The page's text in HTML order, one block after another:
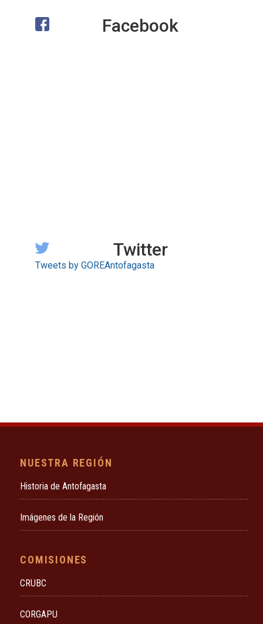
Facebook
Twitter
Tweets by GOREAntofagasta
NUESTRA REGIÓN
Historia de Antofagasta
Imágenes de la Región
COMISIONES
CRUBC
CORGAPU